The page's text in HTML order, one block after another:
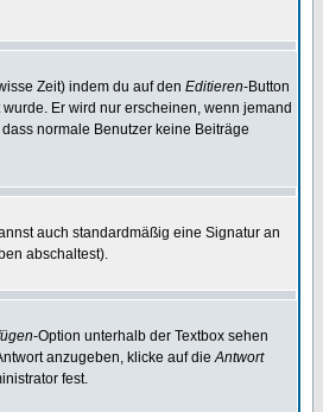
Zeit) indem du auf den Editieren-Button
Er wird nur erscheinen, wenn jemand
normale Benutzer keine Beiträge
auch standardmäßig eine Signatur an
abschaltest).
-Option unterhalb der Textbox sehen
anzugeben, klicke auf dieAntwort
fest.